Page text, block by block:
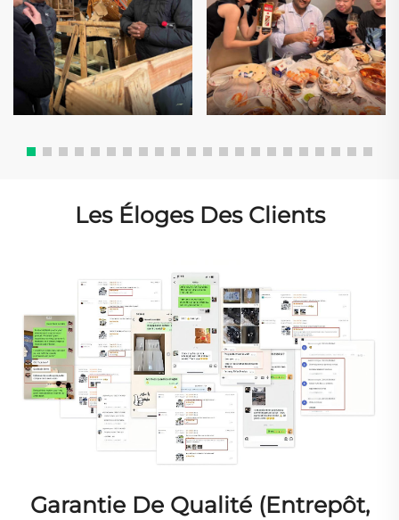
Les Éloges Des Clients
Garantie De Qualité (entrepôt,